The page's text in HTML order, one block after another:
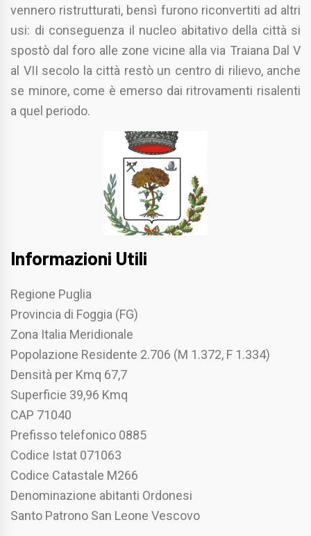
vennero ristrutturati, bensì furono riconvertiti ad altri
usi: di conseguenza il nucleo abitativo della città si
spostò dal foro alle zone vicine alla via Traiana Dal V
al VII secolo la città restò un centro di rilievo, anche
se minore, come è emerso dai ritrovamenti risalenti
a quel periodo.
Informazioni Utili
Regione Puglia
Provincia di Foggia (FG)
Zona Italia Meridionale
Popolazione Residente 2.706 (M 1.372, F 1.334)
Densità per Kmq 67,7
Superficie 39,96 Kmq
CAP 71040
Prefisso telefonico 0885
Codice Istat 071063
Codice Catastale M266
Denominazione abitanti Ordonesi
Santo Patrono San Leone Vescovo